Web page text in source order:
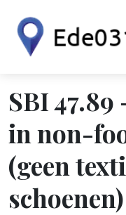
SBI
in non-
(geen